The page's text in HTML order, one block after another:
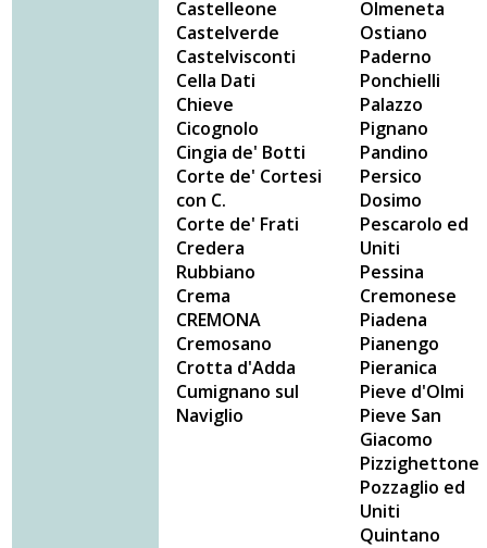
Castelleone
Castelverde
Castelvisconti
Cella Dati
Chieve
Cicognolo
Cingia de' Botti
Corte de' Cortesi
con C.
Corte de' Frati
Credera
Rubbiano
Crema
CREMONA
Cremosano
Crotta d'Adda
Cumignano sul
Naviglio
Olmeneta
Ostiano
Paderno
Ponchielli
Palazzo
Pignano
Pandino
Persico
Dosimo
Pescarolo ed
Uniti
Pessina
Cremonese
Piadena
Pianengo
Pieranica
Pieve d'Olmi
Pieve San
Giacomo
Pizzighettone
Pozzaglio ed
Uniti
Quintano